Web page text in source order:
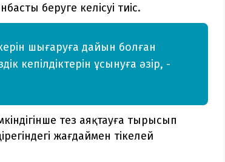
беруге келісуі тиіс.
шығаруға дайын болған
кепілдіктерін ұсынуға әзір, -
тез аяқтауға тырысып
жағдаймен тікелей